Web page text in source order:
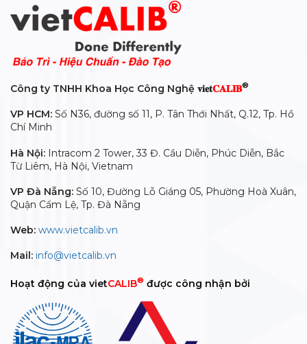
Công ty TNHH Khoa Học Công Nghệ 𝐯𝐢𝐞𝐭𝐂𝐀𝐋𝐈𝐁®
VP HCM: Số N36, đường số 11, P. Tân Thới Nhất, Q.12, Tp. Hồ
Chí Minh
Hà Nội: Intracom 2 Tower, 33 Đ. Cầu Diễn, Phúc Diễn, Bắc
Từ Liêm, Hà Nội, Vietnam
VP Đà Nẵng: Số 10, Đường Lỗ Giáng 05, Phường Hoà Xuân,
Quận Cẩm Lệ, Tp. Đà Nẵng
Web: www.vietcalib.vn
Mail: info@vietcalib.vn
Hoạt động của vietCALIB® được công nhận bởi